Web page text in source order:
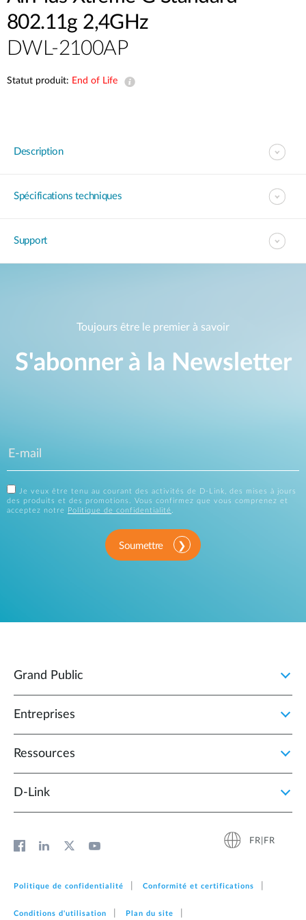
802.11g 2,4GHz
DWL-2100AP
Statut produit: End of Life
Description
Spécifications techniques
Support
Toujours être le premier à savoir
S'abonner à la Newsletter
Je veux être tenu au courant des activités de D-Link, des mises à jours
des produits et des promotions. Vous confirmez que vous comprenez et
acceptez notre
Politique de confidentialité.
Soumettre
Grand Public
Entreprises
Ressources
D‑Link
FR|FR
Politique de confidentialité Conformité et certifications
Conditions d'utilisation Plan du site